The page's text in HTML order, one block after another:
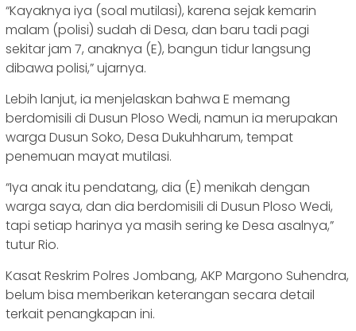
“Kayaknya iya (soal mutilasi), karena sejak kemarin
malam (polisi) sudah di Desa, dan baru tadi pagi
sekitar jam 7, anaknya (E), bangun tidur langsung
dibawa polisi,” ujarnya.
Lebih lanjut, ia menjelaskan bahwa E memang
berdomisili di Dusun Ploso Wedi, namun ia merupakan
warga Dusun Soko, Desa Dukuhharum, tempat
penemuan mayat mutilasi.
“Iya anak itu pendatang, dia (E) menikah dengan
warga saya, dan dia berdomisili di Dusun Ploso Wedi,
tapi setiap harinya ya masih sering ke Desa asalnya,”
tutur Rio.
Kasat Reskrim Polres Jombang, AKP Margono Suhendra,
belum bisa memberikan keterangan secara detail
terkait penangkapan ini.